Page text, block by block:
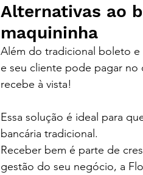
Alternativas ao
maquininha
Além do tradicional boleto e
e seu cliente pode pagar
recebe à vista!
Essa solução é ideal para
bancária tradicional.
Receber bem é parte de
gestão do seu negócio, a